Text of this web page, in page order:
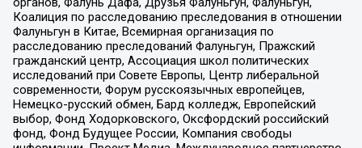
Коалиция по расследованию преследования в отношении
Фалуньгун в Китае, Всемирная организация по
расследованию преследований Фалуньгун, Пражский
гражданский центр, Ассоциация школ политических
исследований при Совете Европы, Центр либеральной
современности, Форум русскоязычных европейцев,
Немецко-русский обмен, Бард колледж, Европейский
выбор, Фонд Ходорковского, Оксфордский российский
фонд, Фонд Будущее России, Компания свободы